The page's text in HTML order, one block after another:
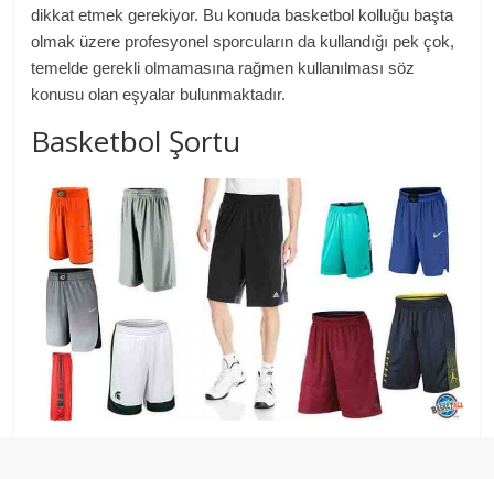
dikkat etmek gerekiyor. Bu konuda basketbol kolluğu başta
olmak üzere profesyonel sporcuların da kullandığı pek çok,
temelde gerekli olmamasına rağmen kullanılması söz
konusu olan eşyalar bulunmaktadır.
Basketbol Şortu